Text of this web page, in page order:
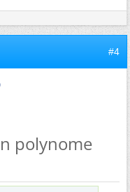
#4
polynome